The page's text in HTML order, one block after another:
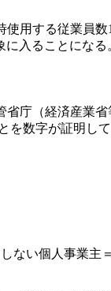
用する従業員数
入ることになる
庁（経済産業
を数字が証明して
ない個人事業主